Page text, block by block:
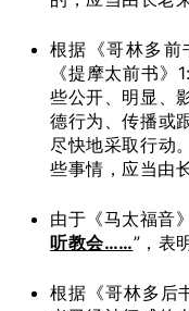
根据《哥林多前
《提摩太前书
些公开、明显、
德行为、传播或
尽快地采取行动
些事情，应当由
由于《马太福音
听教会……”，表
根据《哥林多后